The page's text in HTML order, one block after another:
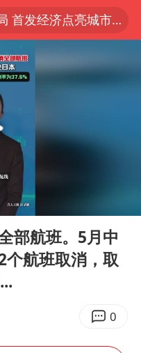
以“新”破局 首发经济点亮城市消费活力
青海海西州茫崖市发生3.1级地震
成新版全月地质图
登陆地点更新
收受10万获刑1年
导干部带头休假
进入48小时警戒线
行价格150.80元/股
佛得角门将亮相智利俱乐部主场
部航班。5月中
个航班取消，取
0